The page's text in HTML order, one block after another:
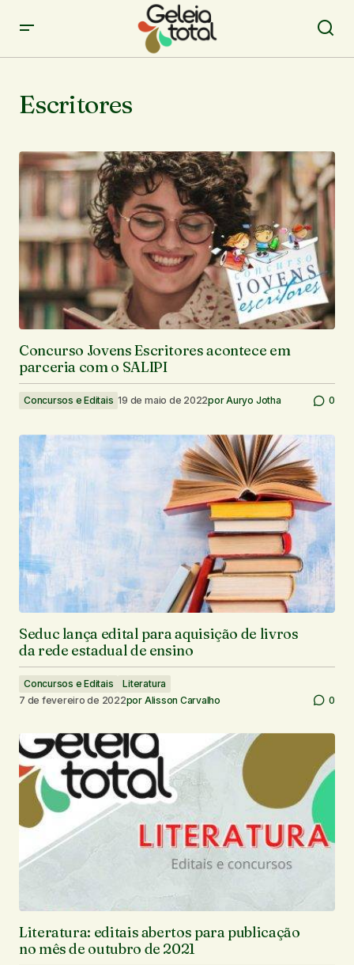
Escritores
Concurso Jovens Escritores acontece em
parceria com o SALIPI
Concursos e Editais 19 de maio de 2022porAuryo Jotha 0
Seduc lança edital para aquisição de livros
da rede estadual de ensino
Concursos e Editais
Literatura
7 de fevereiro de 2022por Alisson Carvalho 0
Literatura: editais abertos para publicação
no mês de outubro de 2021